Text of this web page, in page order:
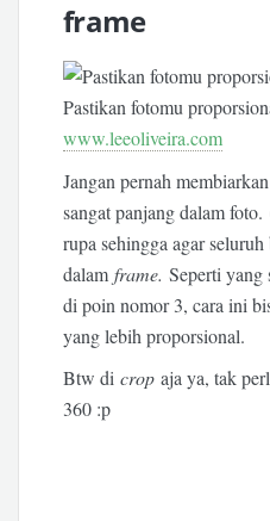
frame
Pastikan fotomu
www.leeoliveira.com
Jangan pernah
sangat panjang dalam foto.
rupa sehingga agar
dalamframe.Seperti yang
di poin nomor 3, cara ini
yang lebih proporsional.
Btw dicropaja ya, tak
360 :p